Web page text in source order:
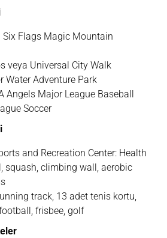
Six Flags Magic Mountain
veya Universal City Walk
Water Adventure Park
Angels Major League Baseball
Soccer
and Recreation Center: Health
squash, climbing wall, aerobic
track, 13 adet tenis kortu,
frisbee, golf